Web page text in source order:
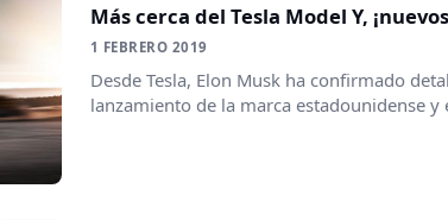
Más cerca del Tesla Model Y,
1 FEBRERO 2019
Desde Tesla, Elon Musk ha confirmado
lanzamiento de la marca estadounidense